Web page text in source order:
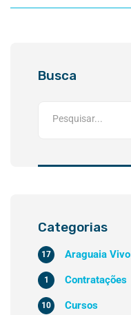
Busca
Categorias
Araguaia Vivo
17
Contratações
1
Cursos
10